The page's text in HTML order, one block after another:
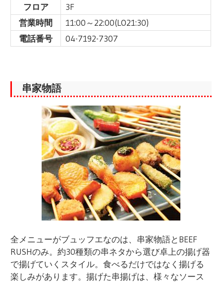
フロア
3F
営業時間
11:00～22:00(LO21:30)
電話番号
04-7192-7307
串家物語
全メニューがブュッフエなのは、串家物語とBEEF
RUSHのみ。約30種類の串ネタから選び卓上の揚げ器
で揚げていくスタイル。食べるだけではなく揚げる
楽しみがあります。揚げた串揚げは、様々なソース